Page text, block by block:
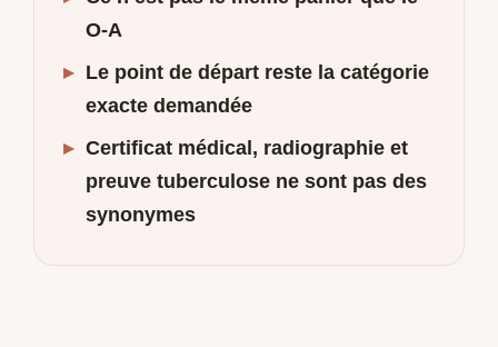
O-A
▸ Le point de départ reste la catégorie
exacte demandée
▸ Certificat médical, radiographie et
preuve tuberculose ne sont pas des
synonymes